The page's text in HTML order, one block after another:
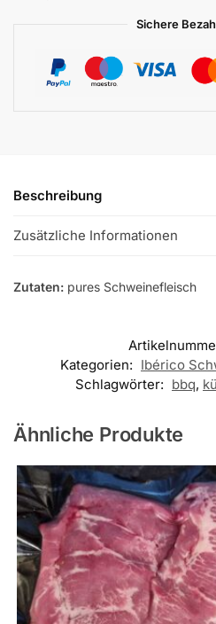
Sichere
Beschreibung
Zusätzliche Informationen
Zutaten: pures Schweinefleisch
Kategorien: Ibérico
Schlagwörter: bbq,
Ähnliche Produkte